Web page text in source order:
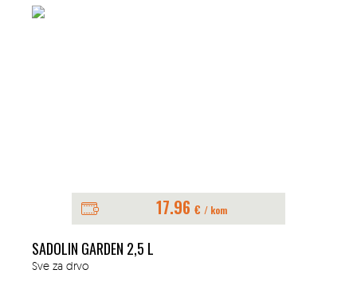
17.96 € / kom
SADOLIN GARDEN 2,5 L
Sve za drvo